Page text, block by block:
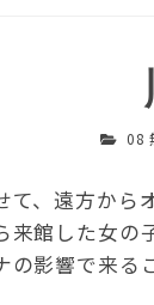
08
て、遠方から
来館した女の
の影響で来る